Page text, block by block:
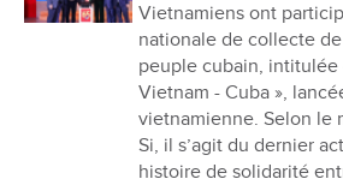
Vietnamiens ont
nationale de collecte
peuple cubain, intitulée
Vietnam - Cuba »,
vietnamienne. Selon le
Si, il s’agit du dernier
histoire de solidarité